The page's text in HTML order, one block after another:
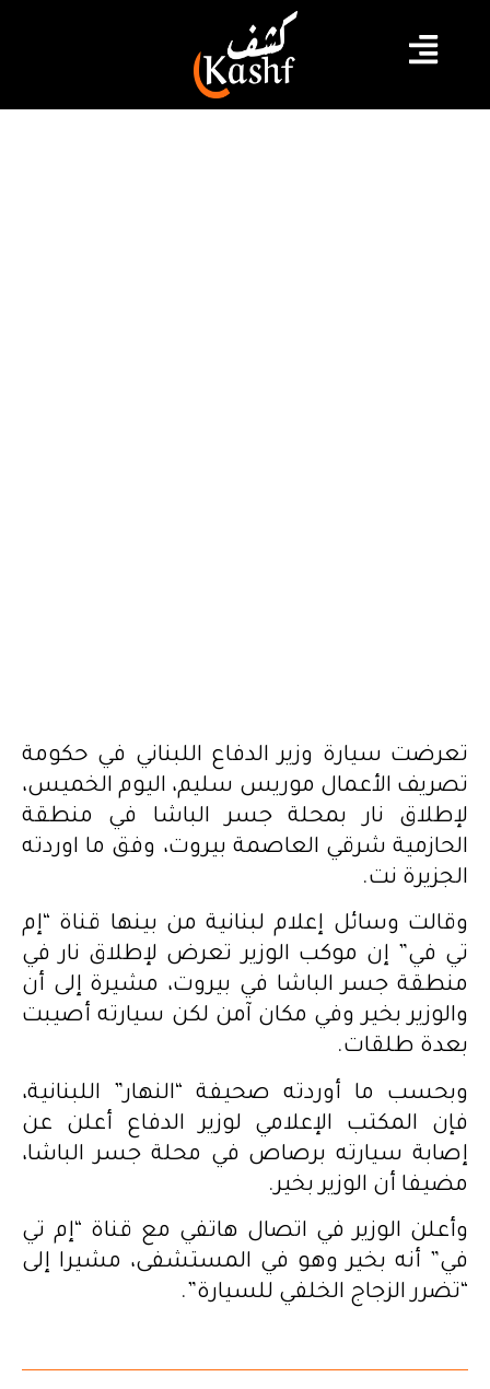
تعرضت سيارة وزير الدفاع اللبناني في حكومة
تصريف الأعمال موريس سليم، اليوم الخميس،
لإطلاق نار بمحلة جسر الباشا في منطقة
الحازمية شرقي العاصمة بيروت، وفق ما اوردته
الجزيرة نت.
وقالت وسائل إعلام لبنانية من بينها قناة “إم
تي في” إن موكب الوزير تعرض لإطلاق نار في
منطقة جسر الباشا في بيروت، مشيرة إلى أن
والوزير بخير وفي مكان آمن لكن سيارته أصيبت
بعدة طلقات.
وبحسب ما أوردته صحيفة “النهار” اللبنانية،
فإن المكتب الإعلامي لوزير الدفاع أعلن عن
إصابة سيارته برصاص في محلة جسر الباشا،
مضيفا أن الوزير بخير.
وأعلن الوزير في اتصال هاتفي مع قناة “إم تي
في” أنه بخير وهو في المستشفى، مشيرا إلى
“تضرر الزجاج الخلفي للسيارة”.